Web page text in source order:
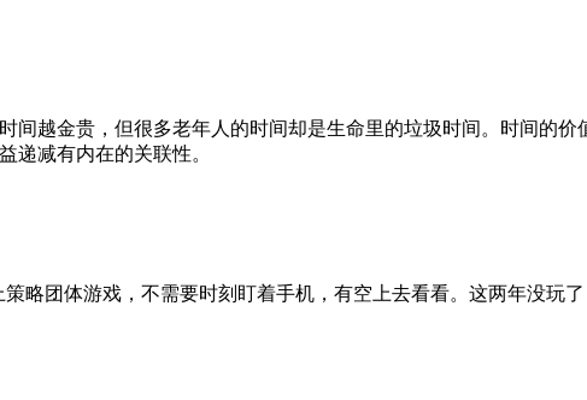
间越金贵，但很多老年人的时间却是生命里的垃圾时间。时间的
递减有内在的关联性。
略团体游戏，不需要时刻盯着手机，有空上去看看。这两年没玩